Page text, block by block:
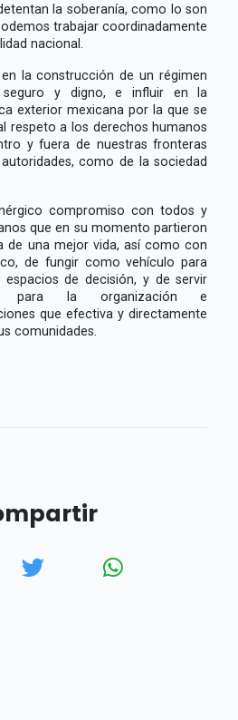
la soberanía, como lo son
trabajar coordinadamente
nacional.
la construcción de un régimen
seguro y digno, e influir en la
exterior mexicana por la que se
respeto a los derechos humanos
y fuera de nuestras fronteras
como de la sociedad
compromiso con todos y
que en su momento partieron
de una mejor vida, así como con
de fungir como vehículo para
de decisión, y de servir
para la organización e
que efectiva y directamente
comunidades.